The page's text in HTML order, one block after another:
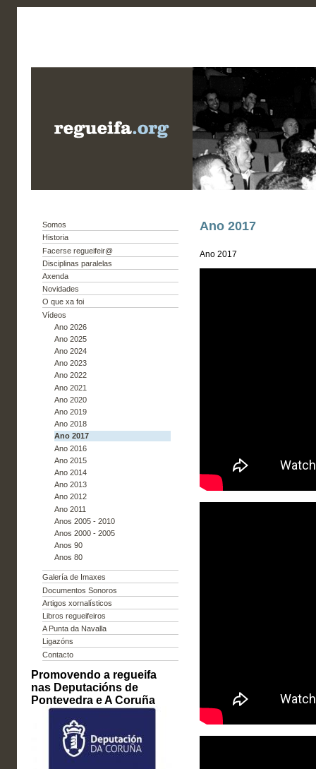
Somos
Historia
Facerse regueifeir@
Disciplinas paralelas
Axenda
Novidades
O que xa foi
Vídeos
Ano 2026
Ano 2025
Ano 2024
Ano 2023
Ano 2022
Ano 2021
Ano 2020
Ano 2019
Ano 2018
Ano 2017
Ano 2016
Ano 2015
Ano 2014
Ano 2013
Ano 2012
Ano 2011
Anos 2005 - 2010
Anos 2000 - 2005
Anos 90
Anos 80
Galería de Imaxes
Documentos Sonoros
Artigos xornalísticos
Libros regueifeiros
A Punta da Navalla
Ligazóns
Contacto
Promovendo a regueifa
nas Deputacións de
Pontevedra e A Coruña
Ano 2017
Ano 2017